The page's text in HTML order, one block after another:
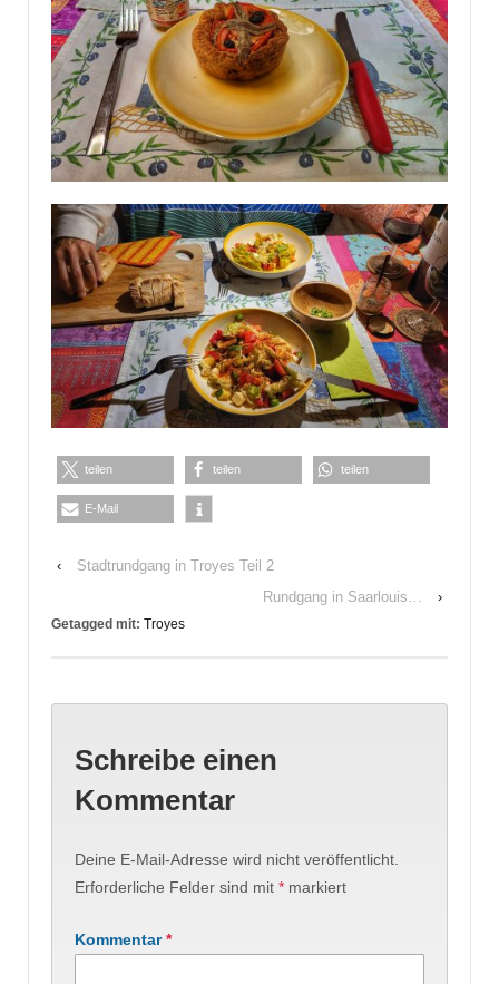
teilen teilen teilen
E-Mail
‹
Stadtrundgang in Troyes Teil 2
Rundgang in Saarlouis…
›
Getagged mit: Troyes
Schreibe einen
Kommentar
Deine E-Mail-Adresse wird nicht veröffentlicht.
Erforderliche Felder sind mit * markiert
Kommentar*